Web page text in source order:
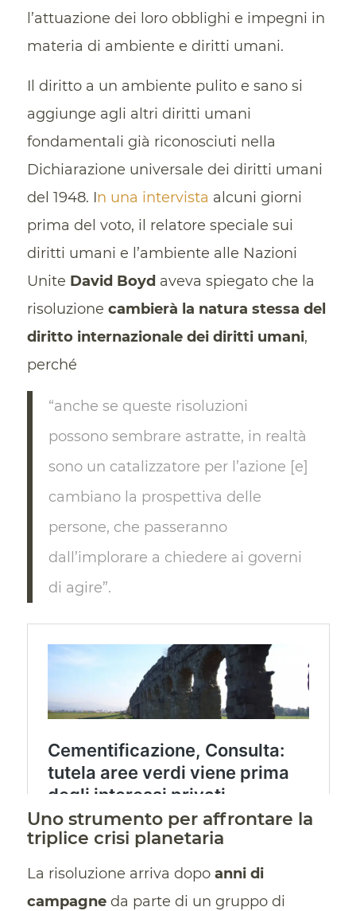
l’attuazione dei loro obblighi e impegni in
materia di ambiente e diritti umani.
Il diritto a un ambiente pulito e sano si
aggiunge agli altri diritti umani
fondamentali già riconosciuti nella
Dichiarazione universale dei diritti umani
del 1948. In una intervista alcuni giorni
prima del voto, il relatore speciale sui
diritti umani e l’ambiente alle Nazioni
Unite David Boyd aveva spiegato che la
risoluzione cambierà la natura stessa del
diritto internazionale dei diritti umani,
perché
“anche se queste risoluzioni
possono sembrare astratte, in realtà
sono un catalizzatore per l’azione [e]
cambiano la prospettiva delle
persone, che passeranno
dall’implorare a chiedere ai governi
di agire”.
Uno strumento per affrontare la
triplice crisi planetaria
La risoluzione arriva dopoanni di
campagneda parte di un gruppo di